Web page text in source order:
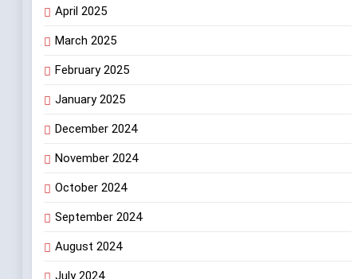
April 2025
March 2025
February 2025
January 2025
December 2024
November 2024
October 2024
September 2024
August 2024
July 2024